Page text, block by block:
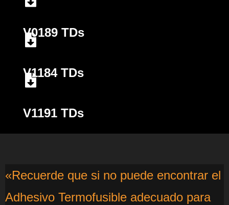
V0189 TDs
V1184 TDs
V1191 TDs
«Recuerde que si no puede encontrar el
Adhesivo Termofusible adecuado para